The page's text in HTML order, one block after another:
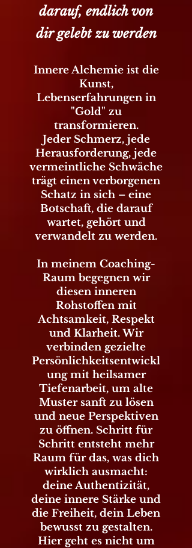
darauf, endlich von
dir gelebt zu werden
Innere Alchemie ist die
Kunst,
Lebenserfahrungen in
"Gold" zu
transformieren.
Jeder Schmerz, jede
Herausforderung, jede
vermeintliche Schwäche
trägt einen verborgenen
Schatz in sich – eine
Botschaft, die darauf
wartet, gehört und
verwandelt zu werden.
In meinem Coaching-
Raum begegnen wir
diesen inneren
Rohstoffen mit
Achtsamkeit, Respekt
und Klarheit. Wir
verbinden gezielte
Persönlichkeitsentwickl
ung mit heilsamer
Tiefenarbeit, um alte
Muster sanft zu lösen
und neue Perspektiven
zu öffnen. Schritt für
Schritt entsteht mehr
Raum für das, was dich
wirklich ausmacht:
deine Authentizität,
deine innere Stärke und
die Freiheit, dein Leben
bewusst zu gestalten.
Hier geht es nicht um